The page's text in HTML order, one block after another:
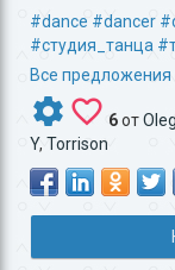
#dance #dancer
#студия_танца
Все предложения
6от
Y, Torrison